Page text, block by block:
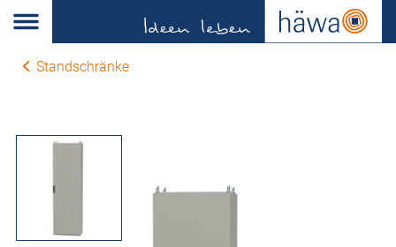
Standschränke